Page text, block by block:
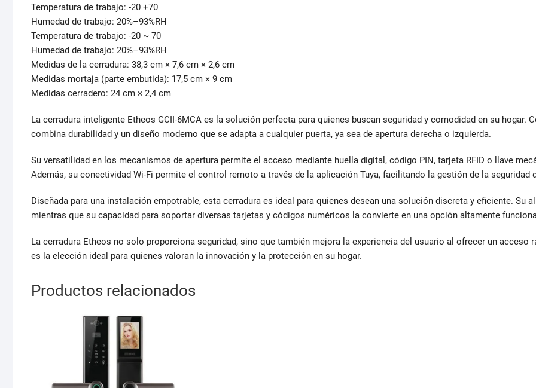
Temperatura de trabajo: -20 +70
Humedad de trabajo: 20%–93%RH
Temperatura de trabajo: -20 ~ 70
Humedad de trabajo: 20%–93%RH
Medidas de la cerradura: 38,3 cm × 7,6 cm × 2,6 cm
Medidas mortaja (parte embutida): 17,5 cm × 9 cm
Medidas cerradero: 24 cm × 2,4 cm
La cerradura inteligente Etheos GCII-6MCA es la solución perfecta para quienes buscan seguridad y comodidad en su hogar.
combina durabilidad y un diseño moderno que se adapta a cualquier puerta, ya sea de apertura derecha o izquierda.
Su versatilidad en los mecanismos de apertura permite el acceso mediante huella digital, código PIN, tarjeta RFID o llave
Además, su conectividad Wi-Fi permite el control remoto a través de la aplicación Tuya, facilitando la gestión de la seguridad
Diseñada para una instalación empotrable, esta cerradura es ideal para quienes desean una solución discreta y eficiente.
mientras que su capacidad para soportar diversas tarjetas y códigos numéricos la convierte en una opción altamente
La cerradura Etheos no solo proporciona seguridad, sino que también mejora la experiencia del usuario al ofrecer un
es la elección ideal para quienes valoran la innovación y la protección en su hogar.
Productos relacionados